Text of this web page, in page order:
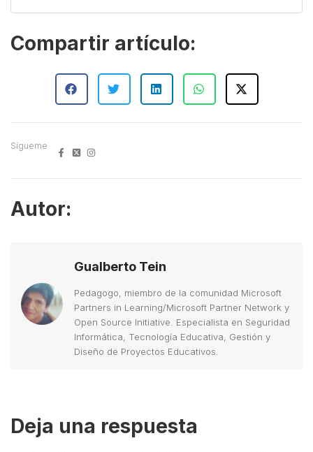
Compartir artículo:
Sígueme
Autor:
Gualberto Tein
Pedagogo, miembro de la comunidad Microsoft
Partners in Learning/Microsoft Partner Network y
Open Source Initiative. Especialista en Seguridad
Informática, Tecnología Educativa, Gestión y
Diseño de Proyectos Educativos.
Deja una respuesta